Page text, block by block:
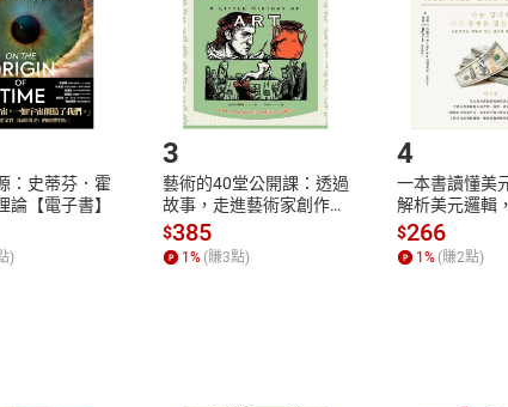
位進行取消/退貨，恕無法以單支商品取消/退貨。
Step2.登入帳號，下載
：史蒂芬．霍
論【電子書】
)
3
藝術的40堂公開課：透過
故事，走進藝術家創作現
場，看藝術如何誕生、如
何形塑人類生活【電子
書】
$385
1 % (賺3點)
4
一本書讀懂美
解析美元邏輯
全球經濟和每
【電子書】
$266
1% (賺2點)